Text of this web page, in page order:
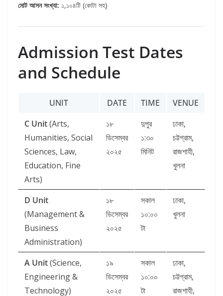
মোট আসন সংখ্যা: ১,১০৪টি (কোটা সহ)
Admission Test Dates
and Schedule
UNIT DATE TIME
VENUE
C Unit(Arts,
Humanities, Social
Sciences, Law,
Education, Fine
Arts)
১৮
ডিসেম্বর
২০২৫
দুপুর
১:৩০
মিনিট
ঢাকা,
চট্টগ্রাম,
রাজশাহী,
খুলনা
D Unit
(Management &
Business
Administration)
১৮
ডিসেম্বর
২০২৫
সকাল
১০:০০
টা
ঢাকা,
খুলনা
A Unit(Science,
Engineering &
Technology)
১৯
ডিসেম্বর
২০২৫
সকাল
১০:০০
টা
ঢাকা,
চট্টগ্রাম,
রাজশাহী,